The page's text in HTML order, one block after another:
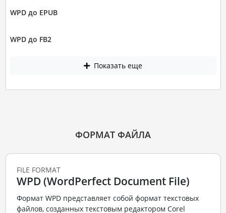
WPD до EPUB
WPD до FB2
Показать еще
ФОРМАТ ФАЙЛА
FILE FORMAT
WPD (WordPerfect Document File)
Формат WPD представляет собой формат текстовых
файлов, созданных текстовым редактором Corel